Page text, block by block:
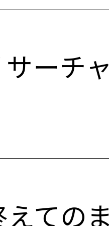
ーチ
ての